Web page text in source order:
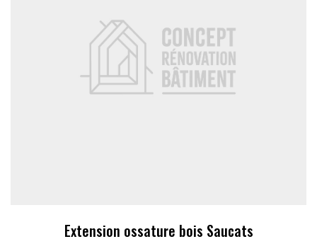
Extension ossature bois Saucats